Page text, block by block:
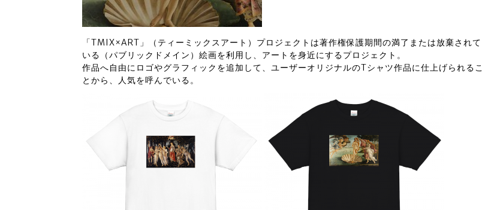
「TMIX×ART」（ティーミックスアート）プロジェクトは著作権保護期間の満了または放棄されて
いる（パブリックドメイン）絵画を利用し、アートを身近にするプロジェクト。
作品へ自由にロゴやグラフィックを追加して、ユーザーオリジナルのTシャツ作品に仕上げられるこ
とから、人気を呼んでいる。